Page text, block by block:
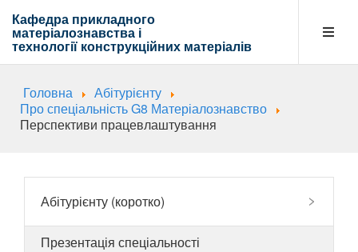
Кафедра прикладного
матеріалознавства і
технології конструкційних матеріалів
Кафедра
Навчальна діяльність
Головна
Абітурієнту
Про спеціальність G8 Матеріалознавство
Перспективи працевлаштування
Абітурієнту (коротко)
Презентація спеціальності